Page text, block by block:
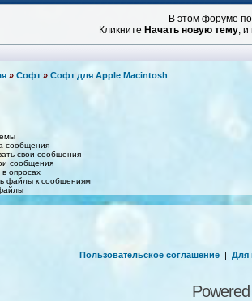
В этом форуме
Кликните Начать новую тему ,
» Софт » Софт для Apple Macintosh
сообщения
свои сообщения
сообщения
в опросах
файлы к сообщениям
Пользовательское соглашение | Для